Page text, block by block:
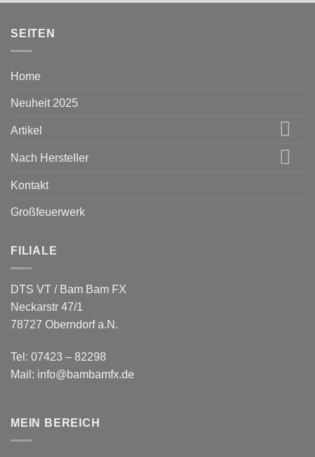
SEITEN
Home
Neuheit 2025
Artikel
Nach Hersteller
Kontakt
Großfeuerwerk
FILIALE
DTS VT / Bam Bam FX
Neckarstr 47/1
78727 Oberndorf a.N.
Tel: 07423 – 82298
Mail: info@bambamfx.de
MEIN BEREICH